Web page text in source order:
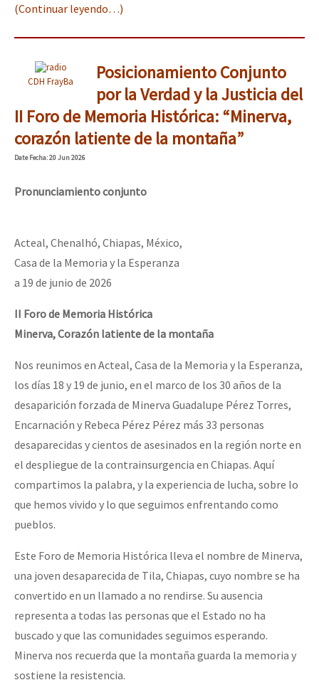
(Continuar leyendo…)
CDH FrayBa
Posicionamiento Conjunto
por la Verdad y la Justicia del
II Foro de Memoria Histórica: “Minerva,
corazón latiente de la montaña”
DateFecha: 20 Jun 2026
Pronunciamiento conjunto
Acteal, Chenalhó, Chiapas, México,
Casa de la Memoria y la Esperanza
a 19 de junio de 2026
II Foro de Memoria Histórica
Minerva, Corazón latiente de la montaña
Nos reunimos en Acteal, Casa de la Memoria y la Esperanza,
los días 18 y 19 de junio, en el marco de los 30 años de la
desaparición forzada de Minerva Guadalupe Pérez Torres,
Encarnación y Rebeca Pérez Pérez más 33 personas
desaparecidas y cientos de asesinados en la región norte en
el despliegue de la contrainsurgencia en Chiapas. Aquí
compartimos la palabra, y la experiencia de lucha, sobre lo
que hemos vivido y lo que seguimos enfrentando como
pueblos.
Este Foro de Memoria Histórica lleva el nombre de Minerva,
una joven desaparecida de Tila, Chiapas, cuyo nombre se ha
convertido en un llamado a no rendirse. Su ausencia
representa a todas las personas que el Estado no ha
buscado y que las comunidades seguimos esperando.
Minerva nos recuerda que la montaña guarda la memoria y
sostiene la resistencia.